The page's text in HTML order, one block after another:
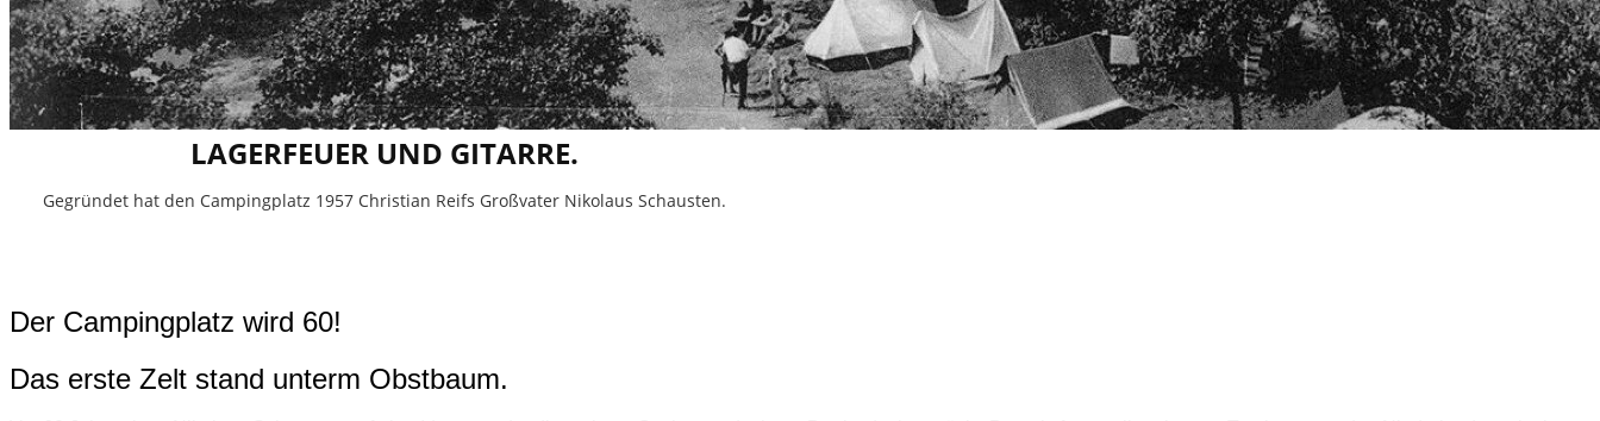
LAGERFEUER UND GITARRE.
Gegründet hat den Campingplatz 1957 Christian Reifs Großvater Nikolaus Schausten.
Der Campingplatz wird 60!
Das erste Zelt stand unterm Obstbaum.